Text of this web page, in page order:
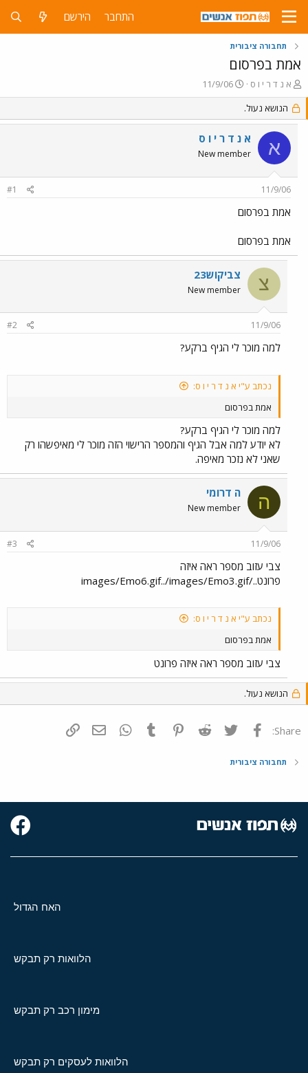
התחבר הירשם
תחבורה ציבורית
אמת בפרסום
פ
ו
ת
ח
נ
א נ ד ר י ו ס
פ
ו
ס
ם
ב
ת
11/9/06
הנושא נעול.
א א נ ד ר י ו ס
New member
11/9/06
#1
אמת בפרסום
אמת בפרסום
צ צביקוש23
New member
11/9/06
#2
למה מוכר לי הגיף ברקע?
נכתב ע"י א נ ד ר י ו ס:
אמת בפרסום
למה מוכר לי הגיף ברקע?
לא יודע למה אבל הגיף והמספר הרישוי הזה מוכר לי מאיפשהו רק
שאני לא נזכר מאיפה.
ה ה דרומי
New member
11/9/06
#3
צבי עזוב מספר ראה איזה
פרונט../images/Emo6.gif../images/Emo3.gif
נכתב ע"י א נ ד ר י ו ס:
אמת בפרסום
צבי עזוב מספר ראה איזה פרונט
הנושא נעול.
Share: פייסבוק Twitter
Reddit
Pinterest
Tumblr
WhatsAppדואר אלקטרוני
תחבורה ציבורית
האח הגדול
הלוואות רק תבקש
מימון רכב רק תבקש
הלוואות לעסקים רק תבקש